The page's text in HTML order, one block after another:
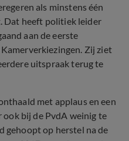
als minstens één
Dat heeft politiek leider
aan de eerste
Zij ziet
uitspraak terug te
met applaus en een
ook bij de PvdA weinig te
gehoopt op herstel na de